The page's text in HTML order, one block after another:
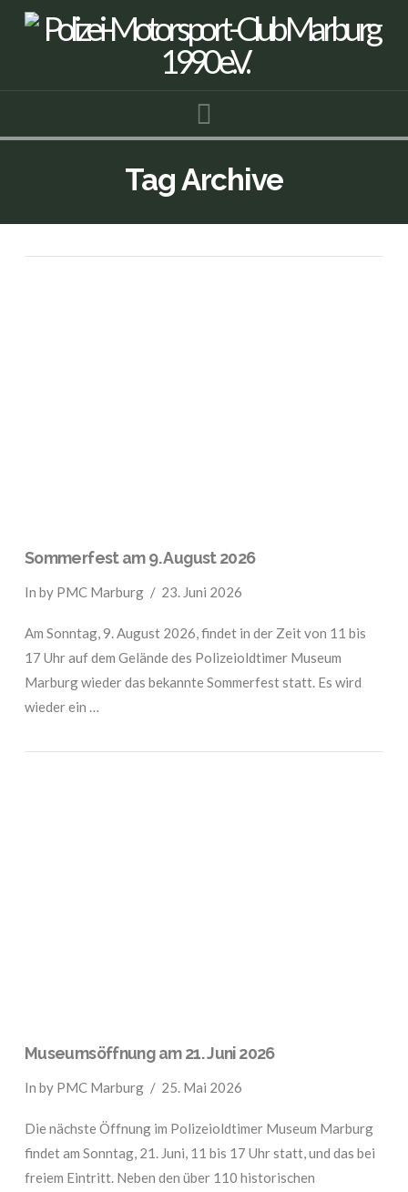
Tag Archive
Sommerfest am 9. August 2026
In by PMC Marburg 23. Juni 2026
Am Sonntag, 9. August 2026, findet in der Zeit von 11 bis
17 Uhr auf dem Gelände des Polizeioldtimer Museum
Marburg wieder das bekannte Sommerfest statt. Es wird
wieder ein …
Museumsöffnung am 21. Juni 2026
In by PMC Marburg 25. Mai 2026
Die nächste Öffnung im Polizeioldtimer Museum Marburg
findet am Sonntag, 21. Juni, 11 bis 17 Uhr statt, und das bei
freiem Eintritt. Neben den über 110 historischen